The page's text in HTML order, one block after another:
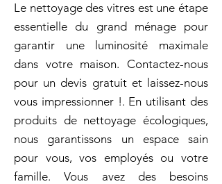
Le nettoyage des vitres est une étape
essentielle du grand ménage pour
garantir une luminosité maximale
dans votre maison. Contactez-nous
pour un devis gratuit et laissez-nous
vous impressionner !. En utilisant des
produits de nettoyage écologiques,
nous garantissons un espace sain
pour vous, vos employés ou votre
famille. Vous avez des besoins